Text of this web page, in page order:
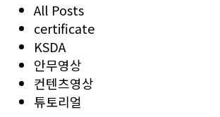
All Posts
certificate
KSDA
안무영상
컨텐츠영상
튜토리얼